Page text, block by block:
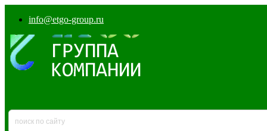
info@etgo-group.ru